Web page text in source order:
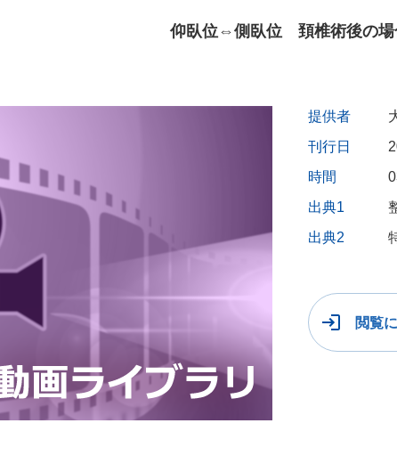
仰臥位⇔側臥位 頚椎術後の場
提供者
刊行日
時間
出典1
出典2
閲覧